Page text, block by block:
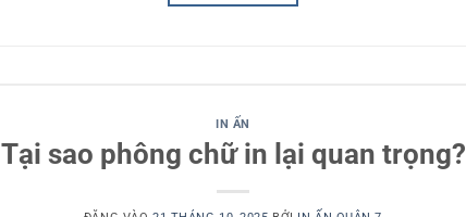
IN ẤN
Tại sao phông chữ in lại quan trọng?